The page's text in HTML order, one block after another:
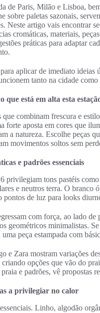
de Paris, Milão e Lisboa,
sobre paletas sazonais,
Neste artigo vais encontrar
cromáticas, materiais,
práticas para adaptar
aplicar de imediato ideias
tanto na cidade como
que está em alta esta
combinam frescura e
forte aposta em cores que
a natureza. Escolhe peças
movimentos soltos sem
e padrões essenciais
privilegiam tons pastéis como
e neutros terra. O branco
pontos de luz para looks
com força, ao lado de
geométricos minimalistas.
peça estampada com
e Zara mostram variações
criando opções que vão do
e padrões, vê propostas
a privilegiar no calor
Linho, algodão